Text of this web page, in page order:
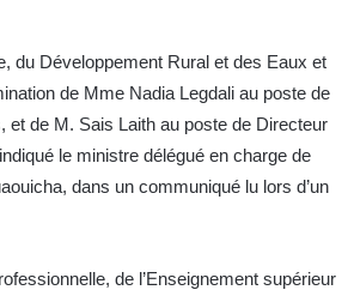
du Développement Rural et des Eaux et
de Mme Nadia Legdali au poste de
de M. Sais Laith au poste de Directeur
le ministre délégué en charge de
dans un communiqué lu lors d’un
de l’Enseignement supérieur